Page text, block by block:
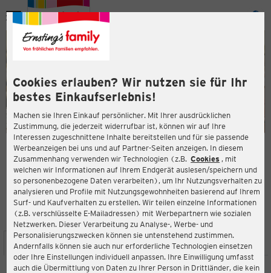
Cookies erlauben? Wir nutzen sie für Ihr
bestes Einkaufserlebnis!
Machen sie Ihren Einkauf persönlicher. Mit Ihrer ausdrücklichen
Zustimmung, die jederzeit widerrufbar ist, können wir auf Ihre
Interessen zugeschnittene Inhalte bereitstellen und für sie passende
Werbeanzeigen bei uns und auf Partner-Seiten anzeigen. In diesem
Zusammenhang verwenden wir Technologien (z.B. Cookies , mit
welchen wir Informationen auf Ihrem Endgerät auslesen/speichern und
so personenbezogene Daten verarbeiten), um Ihr Nutzungsverhalten zu
analysieren und Profile mit Nutzungsgewohnheiten basierend auf Ihrem
Surf- und Kaufverhalten zu erstellen. Wir teilen einzelne Informationen
(z.B. verschlüsselte E-Mailadressen) mit Werbepartnern wie sozialen
Netzwerken. Dieser Verarbeitung zu Analyse-, Werbe- und
Personalisierungszwecken können sie untenstehend zustimmen.
Andernfalls können sie auch nur erforderliche Technologien einsetzen
oder Ihre Einstellungen individuell anpassen. Ihre Einwilligung umfasst
auch die Übermittlung von Daten zu Ihrer Person in Drittländer, die kein
Menü
ERNSTING'S FAMILY FILIALE
Albert-Einstein-Straße 1a
02977 Hoyerswerda
3,8
Bewertung:
STANDORT SERVICES SORTIMENT AKTIONEN